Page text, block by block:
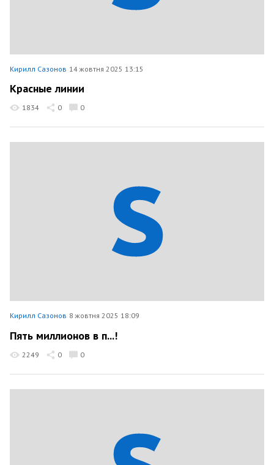
Кирилл Сазонов 14 жовтня 2025 13:15
Красные линии
1834 0 0
Кирилл Сазонов 8 жовтня 2025 18:09
Пять миллионов в п...!
2249 0 0